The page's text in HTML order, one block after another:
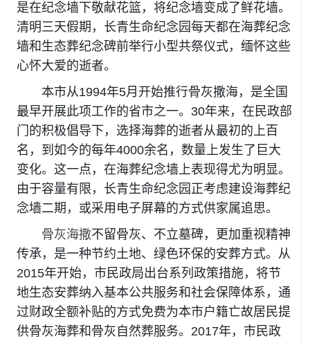
是在纪念墙下敬献花篮，将纪念墙变成了鲜花墙。
清明三天假期，长青生命纪念园每天都在海葬纪念
墙和生态葬纪念碑前举行小型共祭仪式，缅怀这些
心怀大爱的逝者。
本市从1994年5月开始推行骨灰撒海，是全国
最早开展此项工作的省市之一。30年来，在民政部
门的积极倡导下，选择海葬的逝者从最初的上百
名，到如今的每年4000余名，数量上发生了巨大
变化。这一点，在海葬纪念墙上表现得尤为明显。
由于容量有限，长青生命纪念园正考虑建设海葬纪
念墙二期，或采用电子屏幕的方式供家属追思。
骨灰海撒不留骨灰、不立墓碑，更加重视精神
传承，是一种节约土地、绿色环保的安葬方式。从
2015年开始，市民政局出台系列政策措施，将节
地生态安葬纳入基本公共服务和社会保障体系，通
过财政全额补贴的方式免费为本市户籍亡故居民提
供骨灰海葬和骨灰自然葬服务。2017年，市民政